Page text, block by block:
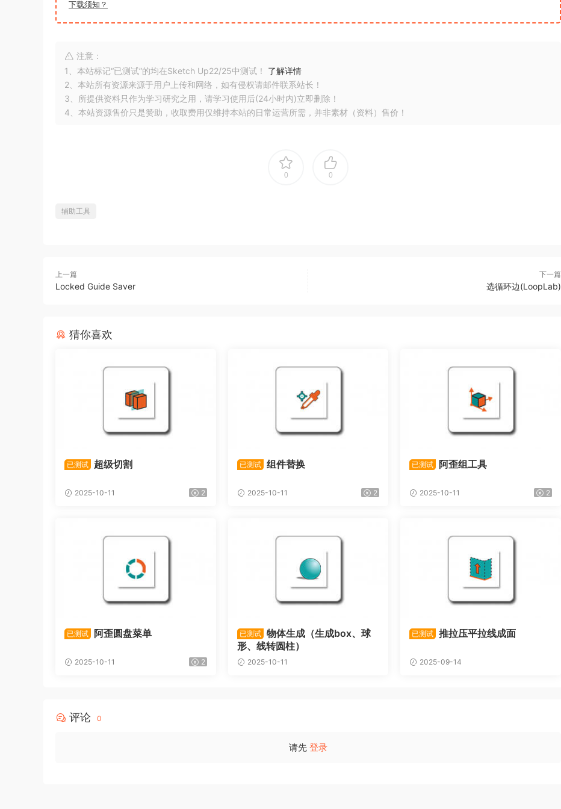
下载须知？
注意：
1、本站标记“已测试”的均在Sketch Up22/25中测试！ 了解详情
2、本站所有资源来源于用户上传和网络，如有侵权请邮件联系站长！
3、所提供资料只作为学习研究之用，请学习使用后(24小时内)立即删除！
4、本站资源售价只是赞助，收取费用仅维持本站的日常运营所需，并非素材（资料）售价！
0 0
辅助工具
上一篇
Locked Guide Saver
下一篇
选循环边(LoopLab)
猜你喜欢
已测试 超级切割
2025-10-11 2
已测试 组件替换
2025-10-11 2
已测试 阿歪组工具
2025-10-11 2
已测试 阿歪圆盘菜单
2025-10-11 2
已测试
物体生成（生成box、球
形、线转圆柱）
2025-10-11
已测试 推拉压平拉线成面
2025-09-14
评论 0
请先 登录